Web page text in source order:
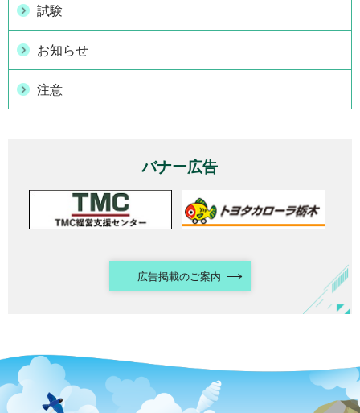
試験
お知らせ
注意
バナー広告
広告掲載のご案内